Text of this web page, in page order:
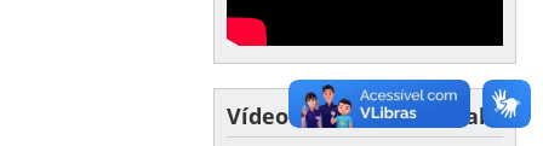
Vídeo INCT Brasil Plural